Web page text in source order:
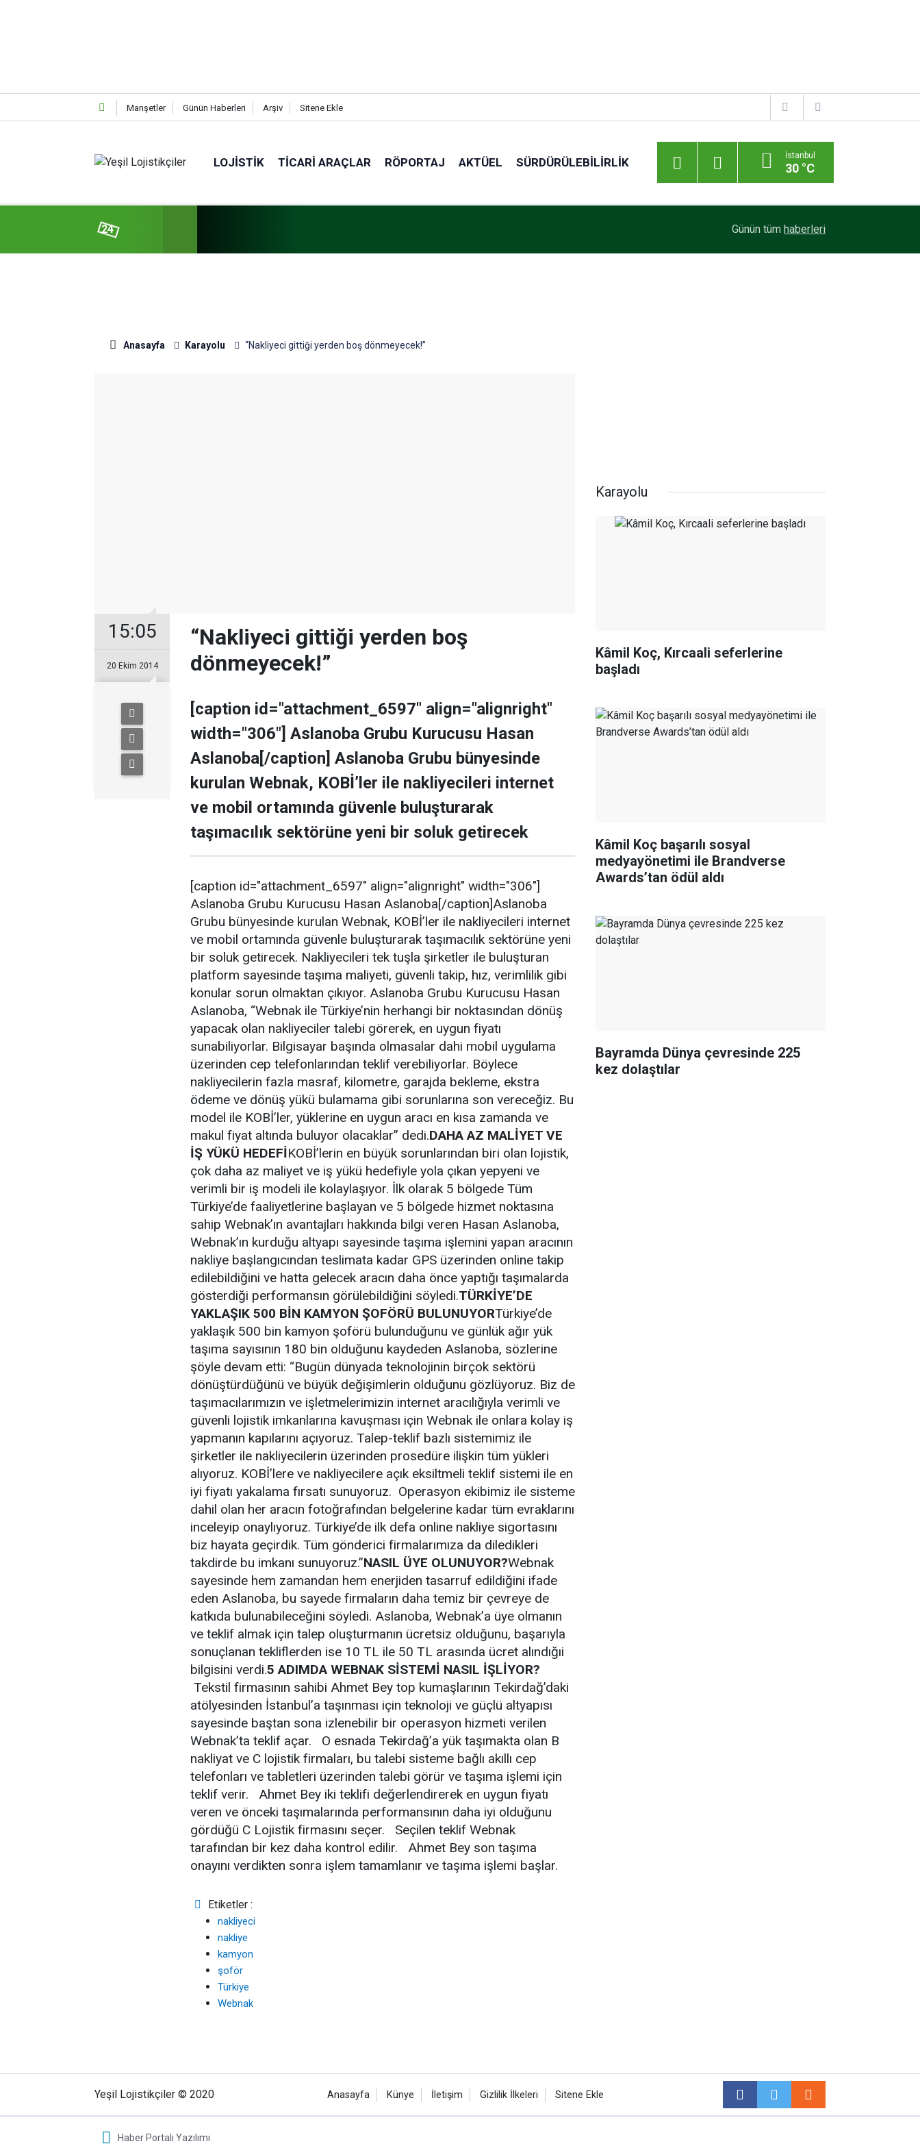
Manşetler Günün Haberleri Arşiv Sitene Ekle
LOJISTIK TICARI ARAÇLAR RÖPORTAJ AKTÜEL SÜRDÜRÜLEBILIRLIK İstanbul
30 °C
24 Günün tüm haberleri
Anasayfa Karayolu “Nakliyeci gittiği yerden boş dönmeyecek!”
15:05
20 Ekim 2014
“Nakliyeci gittiği yerden boş
dönmeyecek!”
[caption id="attachment_6597" align="alignright"
width="306"] Aslanoba Grubu Kurucusu Hasan
Aslanoba[/caption] Aslanoba Grubu bünyesinde
kurulan Webnak, KOBİ’ler ile nakliyecileri internet
ve mobil ortamında güvenle buluşturarak
taşımacılık sektörüne yeni bir soluk getirecek
[caption id="attachment_6597" align="alignright" width="306"]
Aslanoba Grubu Kurucusu Hasan Aslanoba[/caption]Aslanoba
Grubu bünyesinde kurulan Webnak, KOBİ’ler ile nakliyecileri internet
ve mobil ortamında güvenle buluşturarak taşımacılık sektörüne yeni
bir soluk getirecek. Nakliyecileri tek tuşla şirketler ile buluşturan
platform sayesinde taşıma maliyeti, güvenli takip, hız, verimlilik gibi
konular sorun olmaktan çıkıyor. Aslanoba Grubu Kurucusu Hasan
Aslanoba, “Webnak ile Türkiye’nin herhangi bir noktasından dönüş
yapacak olan nakliyeciler talebi görerek, en uygun fiyatı
sunabiliyorlar. Bilgisayar başında olmasalar dahi mobil uygulama
üzerinden cep telefonlarından teklif verebiliyorlar. Böylece
nakliyecilerin fazla masraf, kilometre, garajda bekleme, ekstra
ödeme ve dönüş yükü bulamama gibi sorunlarına son vereceğiz. Bu
model ile KOBİ’ler, yüklerine en uygun aracı en kısa zamanda ve
makul fiyat altında buluyor olacaklar” dedi.DAHA AZ MALİYET VE
İŞ YÜKÜ HEDEFİKOBİ’lerin en büyük sorunlarından biri olan lojistik,
çok daha az maliyet ve iş yükü hedefiyle yola çıkan yepyeni ve
verimli bir iş modeli ile kolaylaşıyor. İlk olarak 5 bölgede Tüm
Türkiye’de faaliyetlerine başlayan ve 5 bölgede hizmet noktasına
sahip Webnak’ın avantajları hakkında bilgi veren Hasan Aslanoba,
Webnak’ın kurduğu altyapı sayesinde taşıma işlemini yapan aracının
nakliye başlangıcından teslimata kadar GPS üzerinden online takip
edilebildiğini ve hatta gelecek aracın daha önce yaptığı taşımalarda
gösterdiği performansın görülebildiğini söyledi.TÜRKİYE’DE
YAKLAŞIK 500 BİN KAMYON ŞOFÖRÜ BULUNUYORTürkiye’de
yaklaşık 500 bin kamyon şoförü bulunduğunu ve günlük ağır yük
taşıma sayısının 180 bin olduğunu kaydeden Aslanoba, sözlerine
şöyle devam etti: “Bugün dünyada teknolojinin birçok sektörü
dönüştürdüğünü ve büyük değişimlerin olduğunu gözlüyoruz. Biz de
taşımacılarımızın ve işletmelerimizin internet aracılığıyla verimli ve
güvenli lojistik imkanlarına kavuşması için Webnak ile onlara kolay iş
yapmanın kapılarını açıyoruz. Talep-teklif bazlı sistemimiz ile
şirketler ile nakliyecilerin üzerinden prosedüre ilişkin tüm yükleri
alıyoruz. KOBİ’lere ve nakliyecilere açık eksiltmeli teklif sistemi ile en
iyi fiyatı yakalama fırsatı sunuyoruz. Operasyon ekibimiz ile sisteme
dahil olan her aracın fotoğrafından belgelerine kadar tüm evraklarını
inceleyip onaylıyoruz. Türkiye’de ilk defa online nakliye sigortasını
biz hayata geçirdik. Tüm gönderici firmalarımıza da diledikleri
takdirde bu imkanı sunuyoruz.”NASIL ÜYE OLUNUYOR?Webnak
sayesinde hem zamandan hem enerjiden tasarruf edildiğini ifade
eden Aslanoba, bu sayede firmaların daha temiz bir çevreye de
katkıda bulunabileceğini söyledi. Aslanoba, Webnak’a üye olmanın
ve teklif almak için talep oluşturmanın ücretsiz olduğunu, başarıyla
sonuçlanan tekliflerden ise 10 TL ile 50 TL arasında ücret alındığıi
bilgisini verdi.5 ADIMDA WEBNAK SİSTEMİ NASIL İŞLİYOR?
Tekstil firmasının sahibi Ahmet Bey top kumaşlarının Tekirdağ’daki
atölyesinden İstanbul’a taşınması için teknoloji ve güçlü altyapısı
sayesinde baştan sona izlenebilir bir operasyon hizmeti verilen
Webnak’ta teklif açar. O esnada Tekirdağ’a yük taşımakta olan B
nakliyat ve C lojistik firmaları, bu talebi sisteme bağlı akıllı cep
telefonları ve tabletleri üzerinden talebi görür ve taşıma işlemi için
teklif verir. Ahmet Bey iki teklifi değerlendirerek en uygun fiyatı
veren ve önceki taşımalarında performansının daha iyi olduğunu
gördüğü C Lojistik firmasını seçer. Seçilen teklif Webnak
tarafından bir kez daha kontrol edilir. Ahmet Bey son taşıma
onayını verdikten sonra işlem tamamlanır ve taşıma işlemi başlar.
Etiketler :
nakliyeci
nakliye
kamyon
şoför
Türkiye
Webnak
Karayolu
Kâmil Koç, Kırcaali seferlerine
başladı
Kâmil Koç başarılı sosyal
medyayönetimi ile Brandverse
Awards’tan ödül aldı
Bayramda Dünya çevresinde 225
kez dolaştılar
Yeşil Lojistikçiler © 2020 Anasayfa Künye İletişim Gizlilik İlkeleri Sitene Ekle
Haber Portalı Yazılımı